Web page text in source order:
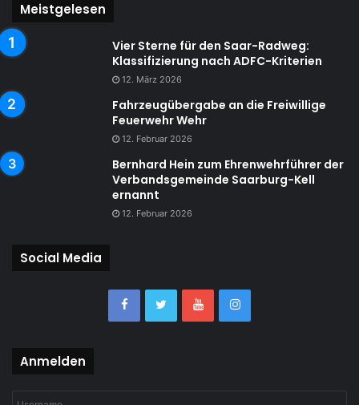
Meistgelesen
Vier Sterne für den Saar-Radweg:
Klassifizierung nach ADFC-Kriterien
12. März 2026
Fahrzeugübergabe an die Freiwillige
Feuerwehr Wehr
12. Februar 2026
Bernhard Hein zum Ehrenwehrführer der
Verbandsgemeinde Saarburg-Kell
ernannt
12. Februar 2026
Social Media
Anmelden